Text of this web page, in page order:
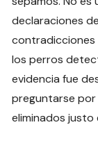
declaraciones
contradicciones
los perros
evidencia fue
preguntarse
eliminados justo